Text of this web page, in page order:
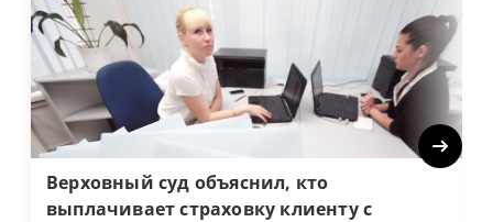
Верховный суд объяснил, кто
выплачивает страховку клиенту с
Next